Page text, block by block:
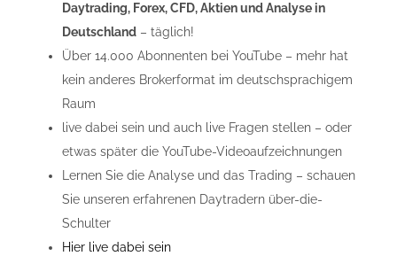
Daytrading, Forex, CFD, Aktien und Analyse in
Deutschland – täglich!
Über 14.000 Abonnenten bei YouTube – mehr hat
kein anderes Brokerformat im deutschsprachigem
Raum
live dabei sein und auch live Fragen stellen – oder
etwas später die YouTube-Videoaufzeichnungen
Lernen Sie die Analyse und das Trading – schauen
Sie unseren erfahrenen Daytradern über-die-
Schulter
Hier live dabei sein